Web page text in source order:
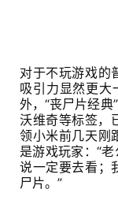
对于不玩游戏的
吸引力显然更大
外，“丧尸片经典
沃维奇等标签，
领小米前几天刚
是游戏玩家：“
说一定要去看；
尸片。”